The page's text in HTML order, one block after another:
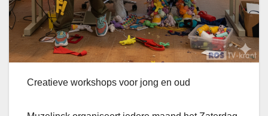
Creatieve workshops voor jong en oud